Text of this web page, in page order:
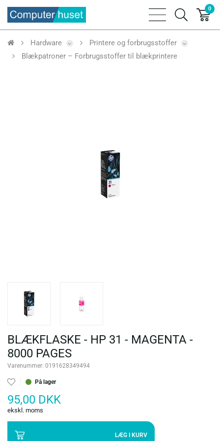
bars
sharp
thin
search
icon
0
Hardware
Printere og forbrugsstoffer
Blækpatroner – Forbrugsstoffer til blækprintere
BLÆKFLASKE - HP 31 - MAGENTA -
8000 PAGES
Varenummer: 0191628349494
På lager
95,00 DKK
ekskl. moms
LÆG I KURV